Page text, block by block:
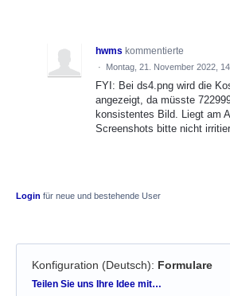
hwms kommentierte
· Montag, 21. November 2022,
FYI: Bei ds4.png wird die
angezeigt, da müsste
konsistentes Bild. Liegt am
Screenshots bitte nicht
Login für neue und bestehende User
Konfiguration (Deutsch): Formulare
Kategorien
Teilen Sie uns Ihre Idee mit…